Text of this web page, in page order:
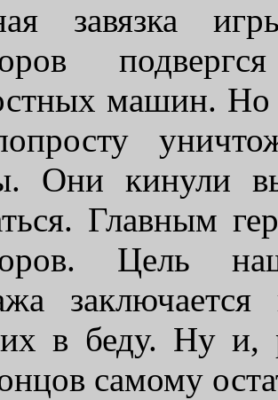
завязка
машин.
Они кинули
Главным
Цель
в беду. Ну и,
самому